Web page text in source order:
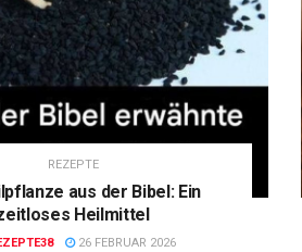
REZEPTE
aus der Bibel: Ein
Heilmittel
26 FEBRUAR 2026